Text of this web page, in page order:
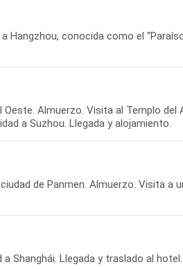
Hangzhou, conocida como el
Oeste. Almuerzo. Visita al Templo
de Panmen. Almuerzo. Visita a